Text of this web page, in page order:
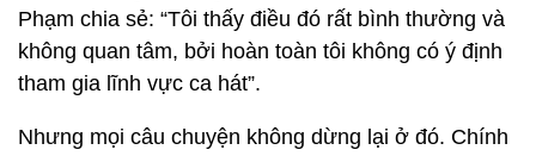
Phạm chia sẻ: “Tôi thấy điều đó rất bình thường và
không quan tâm, bởi hoàn toàn tôi không có ý định
tham gia lĩnh vực ca hát”.
Nhưng mọi câu chuyện không dừng lại ở đó. Chính